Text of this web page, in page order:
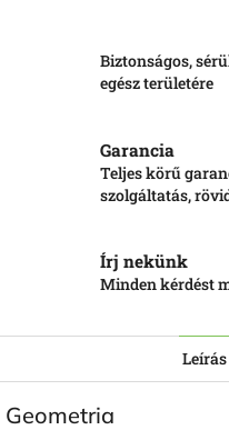
Biztonságos,
egész területére
Garancia
Teljes körű
szolgáltatás,
Írj nekünk
Minden kérdést
Leírás
Geometria